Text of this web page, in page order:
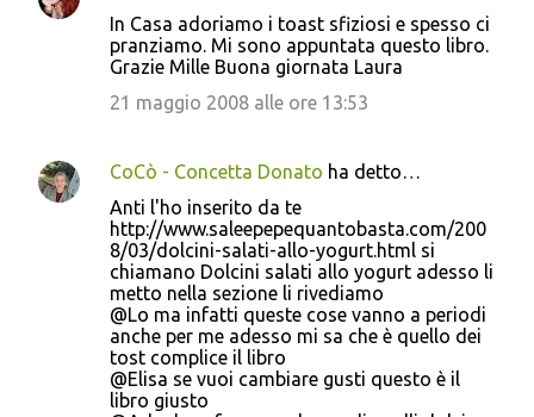
In Casa adoriamo i toast sfiziosi e spesso ci
pranziamo. Mi sono appuntata questo libro.
Grazie Mille Buona giornata Laura
21 maggio 2008 alle ore 13:53
CoCò - Concetta Donato ha detto…
Anti l'ho inserito da te
http://www.saleepepequantobasta.com/200
8/03/dolcini-salati-allo-yogurt.html si
chiamano Dolcini salati allo yogurt adesso li
metto nella sezione li rivediamo
@Lo ma infatti queste cose vanno a periodi
anche per me adesso mi sa che è quello dei
tost complice il libro
@Elisa se vuoi cambiare gusti questo è il
libro giusto